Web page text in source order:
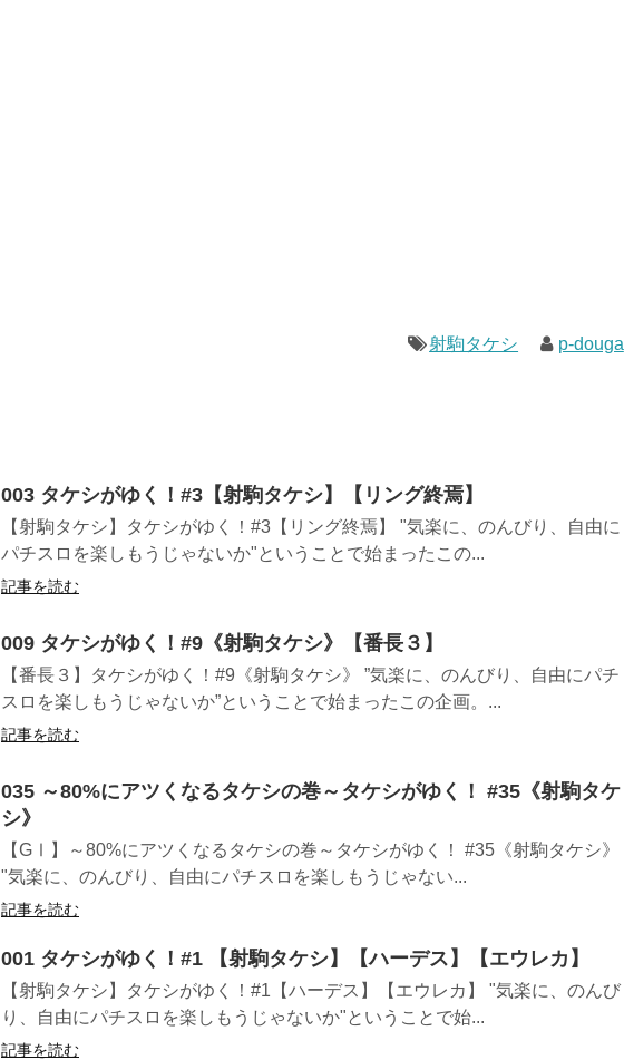
射駒タケシ p-douga
003 タケシがゆく！#3【射駒タケシ】【リング終焉】
【射駒タケシ】タケシがゆく！#3【リング終焉】 "気楽に、のんびり、自由に
パチスロを楽しもうじゃないか"ということで始まったこの...
記事を読む
009 タケシがゆく！#9《射駒タケシ》【番長３】
【番長３】タケシがゆく！#9《射駒タケシ》 ”気楽に、のんびり、自由にパチ
スロを楽しもうじゃないか”ということで始まったこの企画。...
記事を読む
035 ～80%にアツくなるタケシの巻～タケシがゆく！ #35《射駒タケ
シ》
【GⅠ】～80%にアツくなるタケシの巻～タケシがゆく！ #35《射駒タケシ》
"気楽に、のんびり、自由にパチスロを楽しもうじゃない...
記事を読む
001 タケシがゆく！#1 【射駒タケシ】【ハーデス】【エウレカ】
【射駒タケシ】タケシがゆく！#1【ハーデス】【エウレカ】 "気楽に、のんび
り、自由にパチスロを楽しもうじゃないか"ということで始...
記事を読む